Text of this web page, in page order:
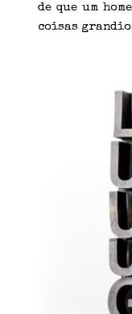
de que um
coisas